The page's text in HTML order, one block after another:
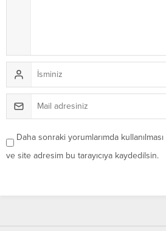
Daha sonraki yorumlarımda
ve site adresim bu tarayıcıya kaydedilsin.